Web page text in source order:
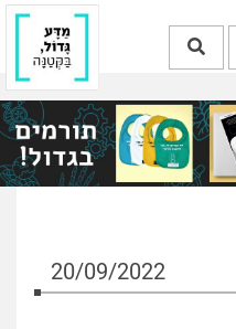
20/09/2022